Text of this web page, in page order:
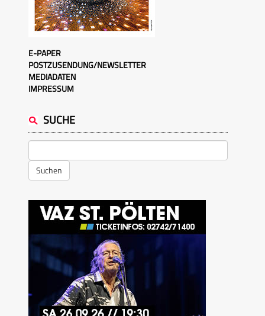
E-PAPER
POSTZUSENDUNG/NEWSLETTER
MEDIADATEN
IMPRESSUM
SUCHE
Suchen